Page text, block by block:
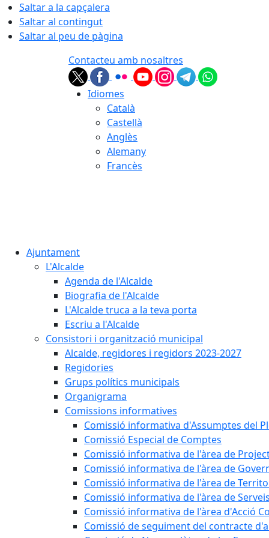
Saltar a la capçalera
Saltar al contingut
Saltar al peu de pàgina
Contacteu amb nosaltres
Idiomes
Català
Castellà
Anglès
Alemany
Francès
Ajuntament
L'Alcalde
Agenda de l'Alcalde
Biografia de l'Alcalde
L'Alcalde truca a la teva porta
Escriu a l'Alcalde
Consistori i organització municipal
Alcalde, regidores i regidors 2023-2027
Regidories
Grups polítics municipals
Organigrama
Comissions informatives
Comissió informativa d'Assumptes del
Comissió Especial de Comptes
Comissió informativa de l'àrea de
Comissió informativa de l'àrea de
Comissió informativa de l'àrea de
Comissió informativa de l'àrea de
Comissió informativa de l'àrea d'Acció
Comissió de seguiment del contracte